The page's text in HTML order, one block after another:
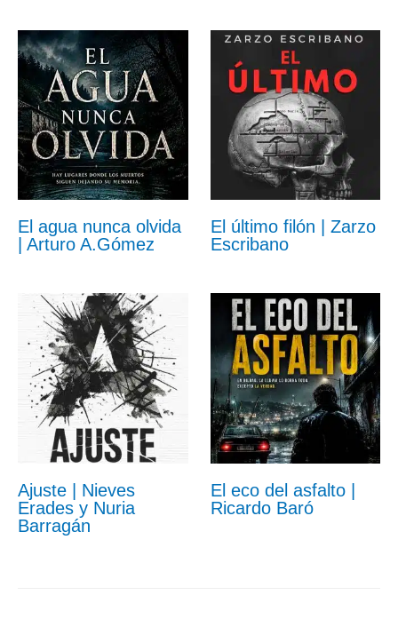
El agua nunca olvida
| Arturo A.Gómez
El último filón | Zarzo
Escribano
Ajuste | Nieves
Erades y Nuria
Barragán
El eco del asfalto |
Ricardo Baró